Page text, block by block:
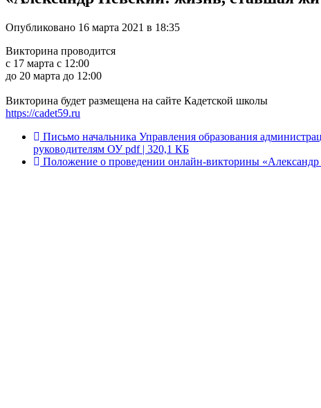
Опубликовано 16 марта 2021 в 18:35
Викторина проводится
с 17 марта с 12:00
до 20 марта до 12:00
Викторина будет размещена на сайте Кадетской школы
https://cadet59.ru
Письмо начальника Управления образования
руководителям ОУpdf | 320,1 КБ
Положение о проведении онлайн-викторины